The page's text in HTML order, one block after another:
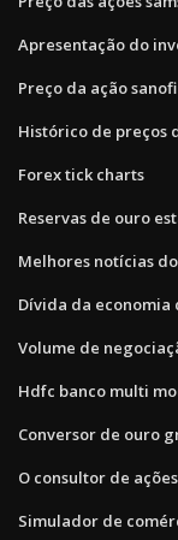
Apresentação do
Preço da ação
Histórico de preços
Forex tick charts
Reservas de ouro
Melhores notícias
Dívida da economia
Volume de
Hdfc banco multi
Conversor de ouro
O consultor de
Simulador de